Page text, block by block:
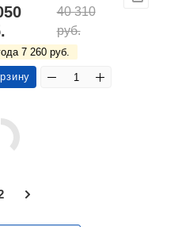
40 310
руб.
7 260 руб.